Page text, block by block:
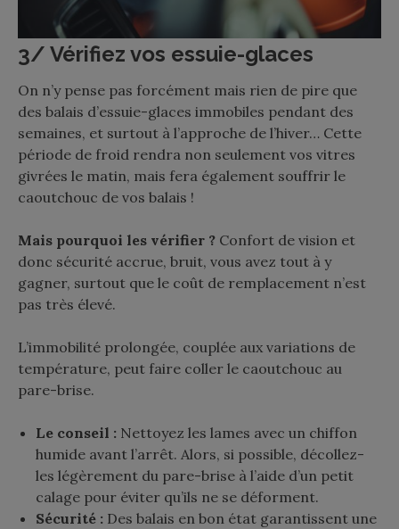
3/ Vérifiez vos essuie-glaces
On n’y pense pas forcément mais rien de pire que
des balais d’essuie-glaces immobiles pendant des
semaines, et surtout à l’approche de l’hiver… Cette
période de froid rendra non seulement vos vitres
givrées le matin, mais fera également souffrir le
caoutchouc de vos balais !
Mais pourquoi les vérifier ? Confort de vision et
donc sécurité accrue, bruit, vous avez tout à y
gagner, surtout que le coût de remplacement n’est
pas très élevé.
L’immobilité prolongée, couplée aux variations de
température, peut faire coller le caoutchouc au
pare-brise.
Le conseil : Nettoyez les lames avec un chiffon
humide avant l’arrêt. Alors, si possible, décollez-
les légèrement du pare-brise à l’aide d’un petit
calage pour éviter qu’ils ne se déforment.
Sécurité : Des balais en bon état garantissent une